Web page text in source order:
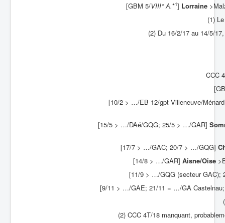
[GBM 5/VIII° A.*1] Lorraine
(1)
(2) Du 16/2/17 au 14/5/
CCC
[10/2 > …/EB 12/gpt Villeneuve/
[15/5 > …/DAé/GQG; 25/5 > …/GAR]
[17/7 > …/GAC; 20/7 > …/GQG]
[14/8 > …/GAR] Aisne/Oise
[11/9 > …/GQG (secteur
[9/11 > …/GAE; 21/11 = …/GA
(2) CCC 4T/18 manquant,